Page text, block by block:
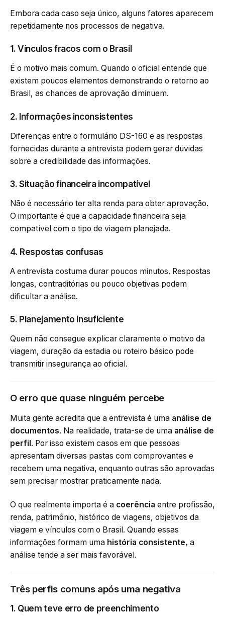
Embora cada caso seja único, alguns fatores aparecem
repetidamente nos processos de negativa.
1. Vínculos fracos com o Brasil
É o motivo mais comum. Quando o oficial entende que
existem poucos elementos demonstrando o retorno ao
Brasil, as chances de aprovação diminuem.
2. Informações inconsistentes
Diferenças entre o formulário DS-160 e as respostas
fornecidas durante a entrevista podem gerar dúvidas
sobre a credibilidade das informações.
3. Situação financeira incompatível
Não é necessário ter alta renda para obter aprovação.
O importante é que a capacidade financeira seja
compatível com o tipo de viagem planejada.
4. Respostas confusas
A entrevista costuma durar poucos minutos. Respostas
longas, contraditórias ou pouco objetivas podem
dificultar a análise.
5. Planejamento insuficiente
Quem não consegue explicar claramente o motivo da
viagem, duração da estadia ou roteiro básico pode
transmitir insegurança ao oficial.
O erro que quase ninguém percebe
Muita gente acredita que a entrevista é uma análise de
documentos. Na realidade, trata-se de uma análise de
perfil. Por isso existem casos em que pessoas
apresentam diversas pastas com comprovantes e
recebem uma negativa, enquanto outras são aprovadas
sem precisar mostrar praticamente nada.
O que realmente importa é a coerência entre profissão,
renda, patrimônio, histórico de viagens, objetivos da
viagem e vínculos com o Brasil. Quando essas
informações formam uma história consistente, a
análise tende a ser mais favorável.
Três perfis comuns após uma negativa
1. Quem teve erro de preenchimento